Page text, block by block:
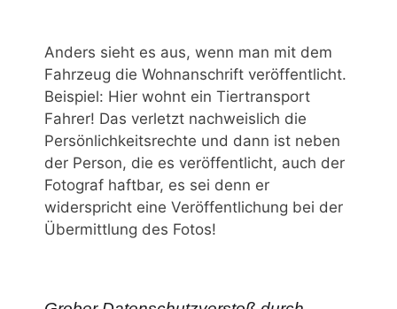
Anders sieht es aus, wenn man mit dem
Fahrzeug die Wohnanschrift veröffentlicht.
Beispiel: Hier wohnt ein Tiertransport
Fahrer! Das verletzt nachweislich die
Persönlichkeitsrechte und dann ist neben
der Person, die es veröffentlicht, auch der
Fotograf haftbar, es sei denn er
widerspricht eine Veröffentlichung bei der
Übermittlung des Fotos!